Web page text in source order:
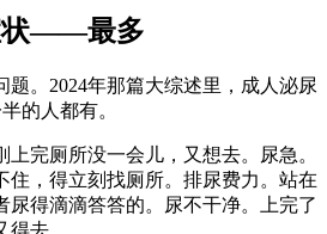
——最多
。2024年那篇大综述里，成人泌尿
的人都有。
完厕所没一会儿，又想去。尿急。
住，得立刻找厕所。排尿费力。站在
尿得滴滴答答的。尿不干净。上完了
去。